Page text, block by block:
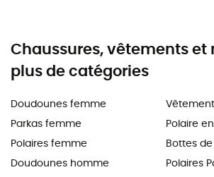
Chaussures, vêtements et
plus de catégories
Doudounes femme
Parkas femme
Polaires femme
Doudounes homme
Polaire
Bottes
Polaires